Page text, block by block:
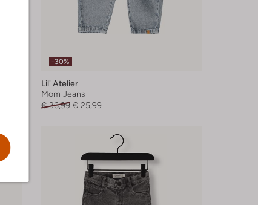
-30%
Lil' Atelier
Mom Jeans
€ 36,99 € 25,99